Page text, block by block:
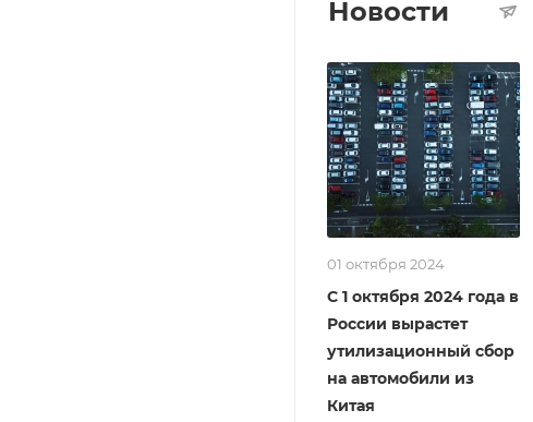
Новости
01 октября 2024
С 1 октября 2024 года в
России вырастет
утилизационный сбор
на автомобили из
Китая